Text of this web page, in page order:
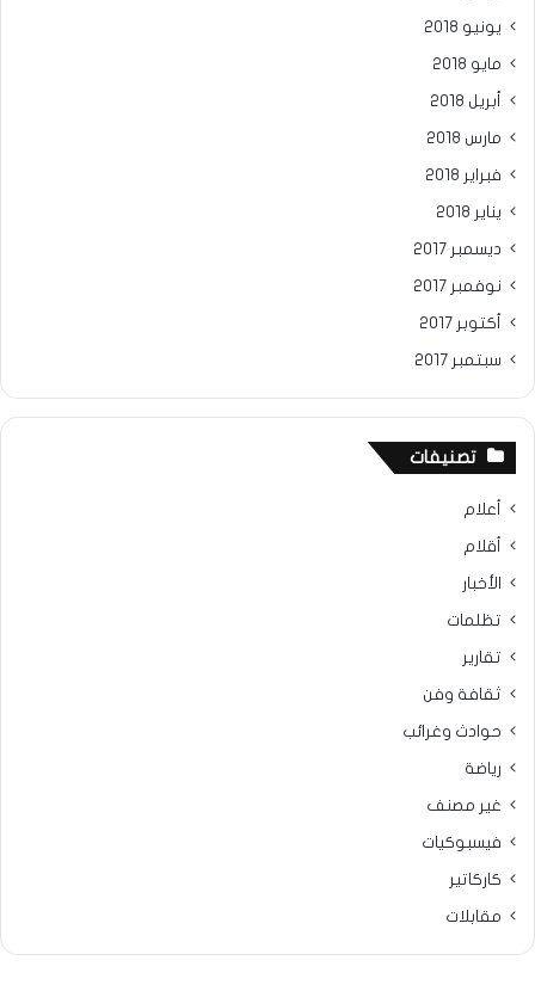
يونيو 2018
مايو 2018
أبريل 2018
مارس 2018
فبراير 2018
يناير 2018
ديسمبر 2017
نوفمبر 2017
أكتوبر 2017
سبتمبر 2017
تصنيفات
أعلام
أقلام
الأخبار
تظلمات
تقارير
ثقافة وفن
حوادث وغرائب
رياضة
غير مصنف
فيسبوكيات
كاركاتير
مقابلات